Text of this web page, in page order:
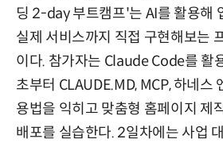
딩 2-day 부트캠프'는 AI를 활용해
실제 서비스까지 직접 구현해보는
이다. 참가자는 Claude Code를 활
초부터 CLAUDE.MD, MCP, 하네스
용법을 익히고 맞춤형 홈페이지 제
배포를 실습한다. 2일차에는 사업